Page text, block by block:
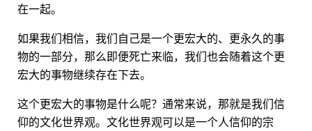
在一起。
如果我们相信，我们自己是一个更宏大的、更永久的事
物的一部分，那么即便死亡来临，我们也会随着这个更
宏大的事物继续存在下去。
这个更宏大的事物是什么呢？通常来说，那就是我们信
仰的文化世界观。文化世界观可以是一个人信仰的宗